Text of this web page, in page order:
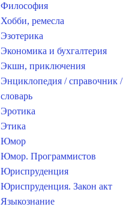
Философия
Хобби, ремесла
Эзотерика
Экономика и бухгалтерия
Экшн, приключения
Энциклопедия / справочник /
словарь
Эротика
Этика
Юмор
Юмор. Программистов
Юриспруденция
Юриспруденция. Закон акт
Языкознание